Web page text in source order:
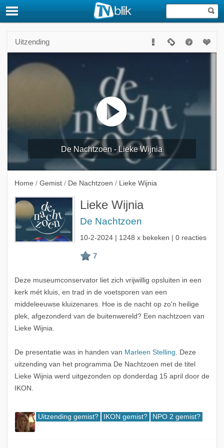
Uitzending
De Nachtzoen - Lieke Wijnia
Home / Gemist / De Nachtzoen / Lieke Wijnia
Lieke Wijnia
De Nachtzoen
10-2-2024| 1248 x bekeken | 0 reacties
Deze museumconservator liet zich vrijwillig opsluiten in een
kerk mét kluis, en trad in de voetsporen van een
middeleeuwse kluizenares. Hoe is de nacht op zo'n heilige
plek, afgezonderd van de buitenwereld? Een nachtzoen van
Lieke Wijnia.
De presentatie was in handen van Marleen Stelling. Deze
uitzending van het programma De Nachtzoen met de titel
Lieke Wijnia werd uitgezonden op donderdag 15 april door de
IKON.
Uitzending gemist? IKON gemist? NPO 2 gemist?